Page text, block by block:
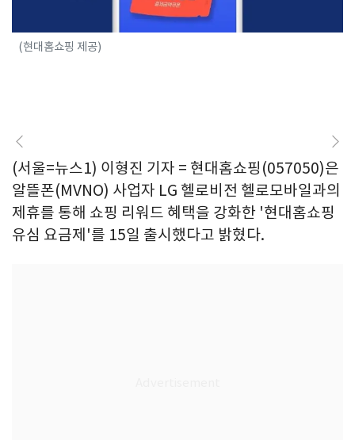
(현대홈쇼핑 제공)
(서울=뉴스1) 이형진 기자 = 현대홈쇼핑(057050)은
알뜰폰(MVNO) 사업자 LG 헬로비전 헬로모바일과의
제휴를 통해 쇼핑 리워드 혜택을 강화한 '현대홈쇼핑
유심 요금제'를 15일 출시했다고 밝혔다.